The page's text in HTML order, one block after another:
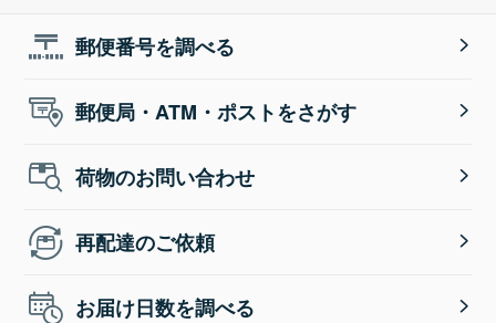
郵便番号を調べる
郵便局・ATM・ポストをさがす
荷物のお問い合わせ
再配達のご依頼
お届け日数を調べる